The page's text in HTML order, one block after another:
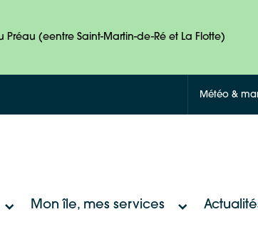
Préau (eentre Saint-Martin-de-Ré et La Flotte)
Météo &
Mon île, mes services